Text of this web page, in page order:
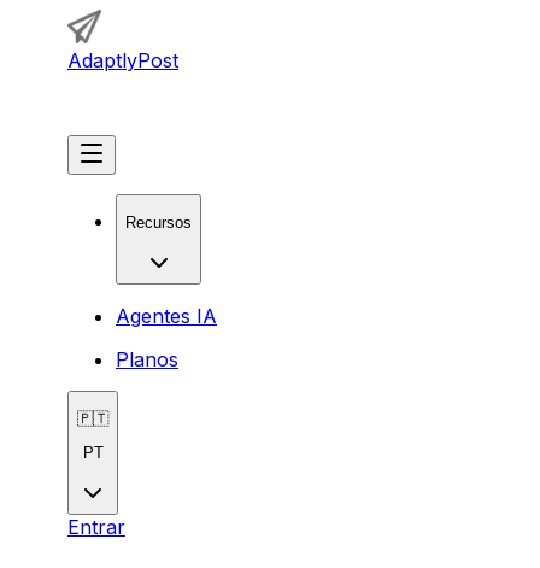
AdaptlyPost
Recursos
Agentes IA
Planos
🇵🇹
PT
Entrar